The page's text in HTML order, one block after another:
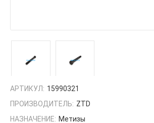
АРТИКУЛ: 15990321
ПРОИЗВОДИТЕЛЬ: ZTD
НАЗНАЧЕНИЕ: Метизы